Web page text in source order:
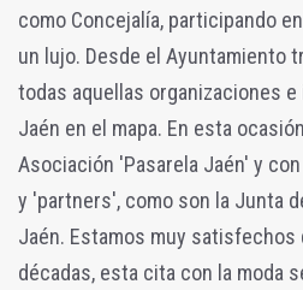
como Concejalía, participando
un lujo. Desde el Ayuntamiento
todas aquellas organizaciones
Jaén en el mapa. En esta
Asociación 'Pasarela Jaén' y
y 'partners', como son la Junta
Jaén. Estamos muy
décadas, esta cita con la moda